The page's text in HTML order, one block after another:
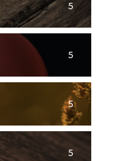
5
5
5
5